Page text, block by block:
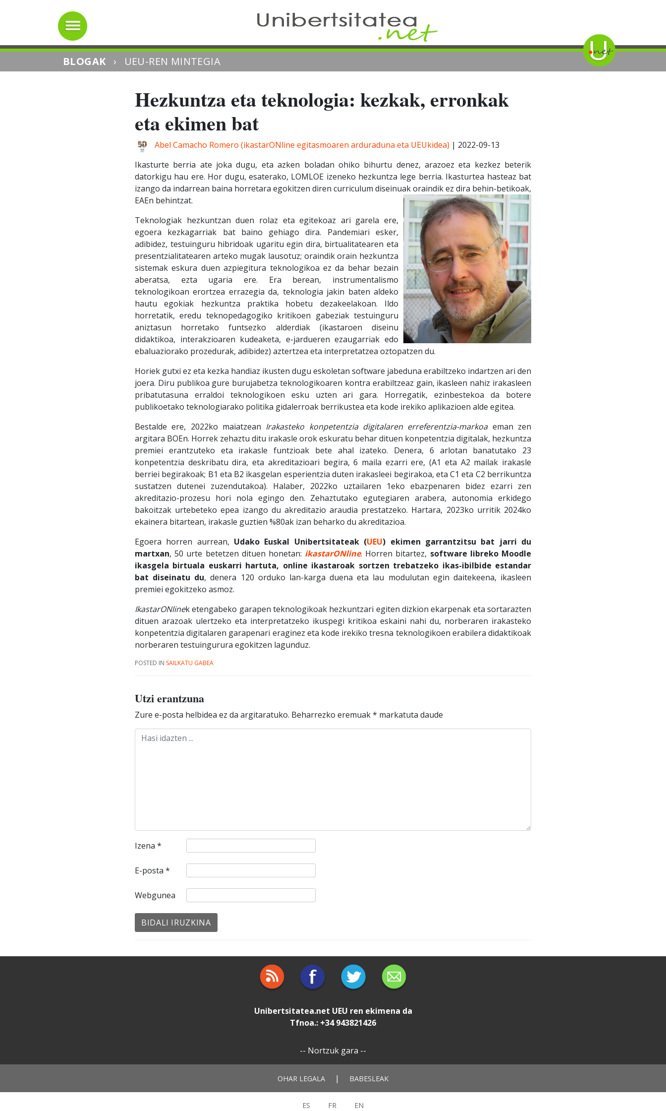
BLOGAK › UEU-REN MINTEGIA
Hezkuntza eta teknologia: kezkak, erronkak
eta ekimen bat
Abel Camacho Romero (ikastarONline egitasmoaren arduraduna eta UEUkidea) | 2022-09-13
Ikasturte berria ate joka dugu, eta azken boladan ohiko bihurtu denez, arazoez eta kezkez beterik
datorkigu hau ere. Hor dugu, esaterako, LOMLOE izeneko hezkuntza lege berria. Ikasturtea hasteaz bat
izango da indarrean baina horretara egokitzen diren curriculum diseinuak oraindik ez dira behin-betikoak,
EAEn behintzat.
Teknologiak hezkuntzan duen rolaz eta egitekoaz ari garela ere,
egoera kezkagarriak bat baino gehiago dira. Pandemiari esker,
adibidez, testuinguru hibridoak ugaritu egin dira, birtualitatearen eta
presentzialitatearen arteko mugak lausotuz; oraindik orain hezkuntza
sistemak eskura duen azpiegitura teknologikoa ez da behar bezain
aberatsa, ezta ugaria ere. Era berean, instrumentalismo
teknologikoan erortzea errazegia da, teknologia jakin baten aldeko
hautu egokiak hezkuntza praktika hobetu dezakeelakoan. Ildo
horretatik, eredu teknopedagogiko kritikoen gabeziak testuinguru
aniztasun horretako funtsezko alderdiak (ikastaroen diseinu
didaktikoa, interakzioaren kudeaketa, e-jardueren ezaugarriak edo
ebaluaziorako prozedurak, adibidez) aztertzea eta interpretatzea oztopatzen du.
Horiek gutxi ez eta kezka handiaz ikusten dugu eskoletan software jabeduna erabiltzeko indartzen ari den
joera. Diru publikoa gure burujabetza teknologikoaren kontra erabiltzeaz gain, ikasleen nahiz irakasleen
pribatutasuna erraldoi teknologikoen esku uzten ari gara. Horregatik, ezinbestekoa da botere
publikoetako teknologiarako politika gidalerroak berrikustea eta kode irekiko aplikazioen alde egitea.
Bestalde ere, 2022ko maiatzean Irakasteko konpetentzia digitalaren erreferentzia-markoaeman zen
argitara BOEn. Horrek zehaztu ditu irakasle orok eskuratu behar dituen konpetentzia digitalak, hezkuntza
premiei erantzuteko eta irakasle funtzioak bete ahal izateko. Denera, 6 arlotan banatutako 23
konpetentzia deskribatu dira, eta akreditazioari begira, 6 maila ezarri ere, (A1 eta A2 mailak irakasle
berriei begirakoak; B1 eta B2 ikasgelan esperientzia duten irakasleei begirakoa, eta C1 eta C2 berrikuntza
sustatzen dutenei zuzendutakoa). Halaber, 2022ko uztailaren 1eko ebazpenaren bidez ezarri zen
akreditazio-prozesu hori nola egingo den. Zehaztutako egutegiaren arabera, autonomia erkidego
bakoitzak urtebeteko epea izango du akreditazio araudia prestatzeko. Hartara, 2023ko urritik 2024ko
ekainera bitartean, irakasle guztien %80ak izan beharko du akreditazioa.
Egoera horren aurrean, Udako Euskal Unibertsitateak (UEU) ekimen garrantzitsu bat jarri du
martxan, 50 urte betetzen dituen honetan: ikastarONline. Horren bitartez, software libreko Moodle
ikasgela birtuala euskarri hartuta, online ikastaroak sortzen trebatzeko ikas-ibilbide estandar
bat diseinatu du, denera 120 orduko lan-karga duena eta lau modulutan egin daitekeena, ikasleen
premiei egokitzeko asmoz.
IkastarONlineketengabeko garapen teknologikoak hezkuntzari egiten dizkion ekarpenak eta sortarazten
dituen arazoak ulertzeko eta interpretatzeko ikuspegi kritikoa eskaini nahi du, norberaren irakasteko
konpetentzia digitalaren garapenari eraginez eta kode irekiko tresna teknologikoen erabilera didaktikoak
norberaren testuingurura egokitzen lagunduz.
POSTED IN SAILKATU GABEA
Utzi erantzuna
Zure e-posta helbidea ez da argitaratuko. Beharrezko eremuak* markatuta daude
Izena *
E-posta *
Webgunea
Unibertsitatea.net UEU ren ekimena da
Tfnoa.: +34 943821426
-- Nortzuk gara --
OHAR LEGALA | BABESLEAK
ES FR EN